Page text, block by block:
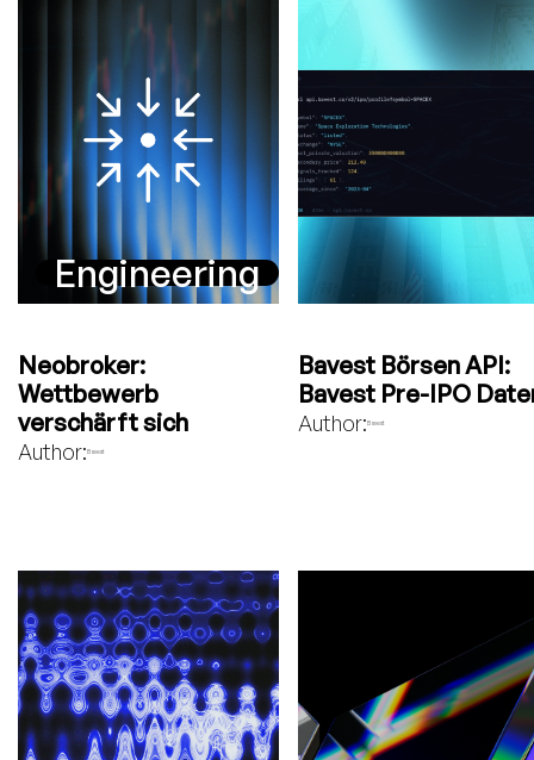
Engineering
Neobroker:
Wettbewerb
verschärft sich
Author:Bavest
Bavest Börsen API:
Bavest Pre-IPO
Author:Bavest